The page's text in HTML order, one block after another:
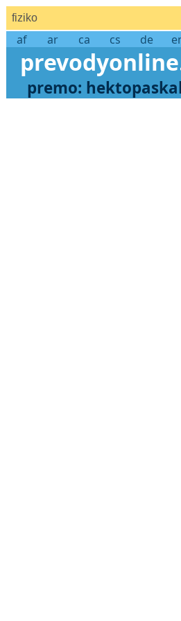
fiziko
af ar ca cs de
premo: